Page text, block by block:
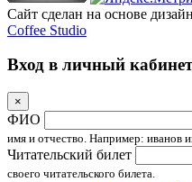
Сайт сделан на основе
Coffee Studio
Вход в личный кабинет
×
ФИО
имя и отчество. Например: иванов
Читательский билет
своего читательского билета.